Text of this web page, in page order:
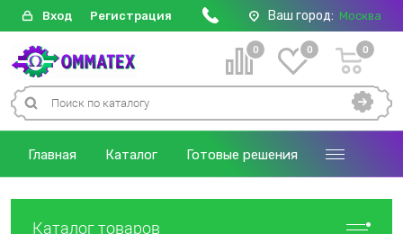
Вход Регистрация Ваш город: Москва
0 0 0
Главная Каталог Готовые решения
Каталог товаров